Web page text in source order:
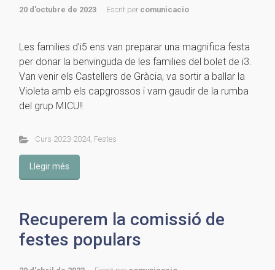
20 d'octubre de 2023 Escrit per comunicacio
Les families d’i5 ens van preparar una magnifica festa
per donar la benvinguda de les families del bolet de i3.
Van venir els Castellers de Gràcia, va sortir a ballar la
Violeta amb els capgrossos i vam gaudir de la rumba
del grup MICU!!
Curs 2023-2024, Festes
Llegir més
Recuperem la comissió de
festes populars